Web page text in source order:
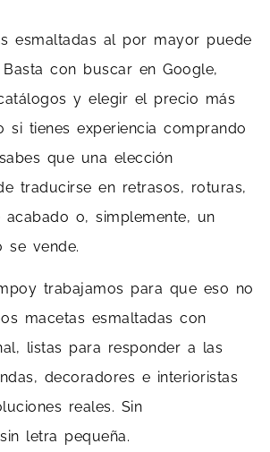
esmaltadas al por mayor puede
con buscar en Google,
y elegir el precio más
si tienes experiencia comprando
que una elección
traducirse en retrasos, roturas,
acabado o, simplemente, un
se vende.
trabajamos para que eso no
macetas esmaltadas con
listas para responder a las
decoradores e interioristas
reales. Sin
letra pequeña.